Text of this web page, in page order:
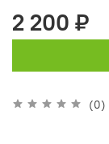
(0)
2 200 ₽